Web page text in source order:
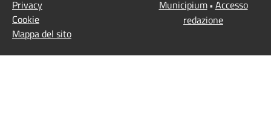
Privacy
Cookie
Mappa del sito
Municipium• Accesso
redazione